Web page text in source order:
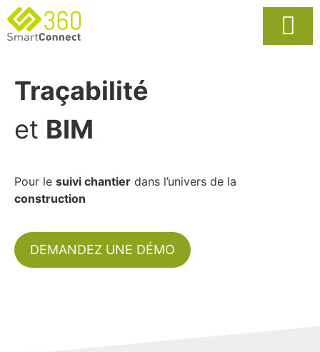
Traçabilité
et BIM
Pour le suivi chantier dans l’univers de la
construction
DEMANDEZ UNE DÉMO